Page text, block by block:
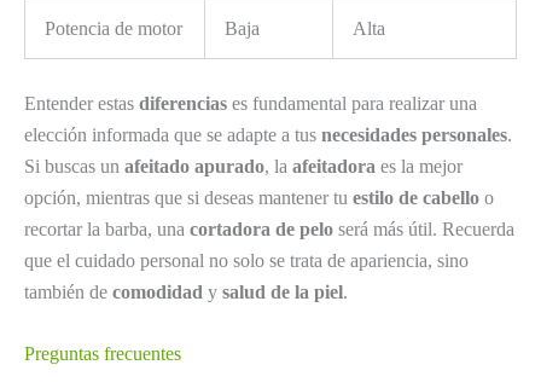
Potencia de motor Baja Alta
Entender estas diferencias es fundamental para realizar una
elección informada que se adapte a tus necesidades personales.
Si buscas un afeitado apurado, la afeitadora es la mejor
opción, mientras que si deseas mantener tu estilo de cabello o
recortar la barba, una cortadora de pelo será más útil. Recuerda
que el cuidado personal no solo se trata de apariencia, sino
también de comodidad y salud de la piel.
Preguntas frecuentes